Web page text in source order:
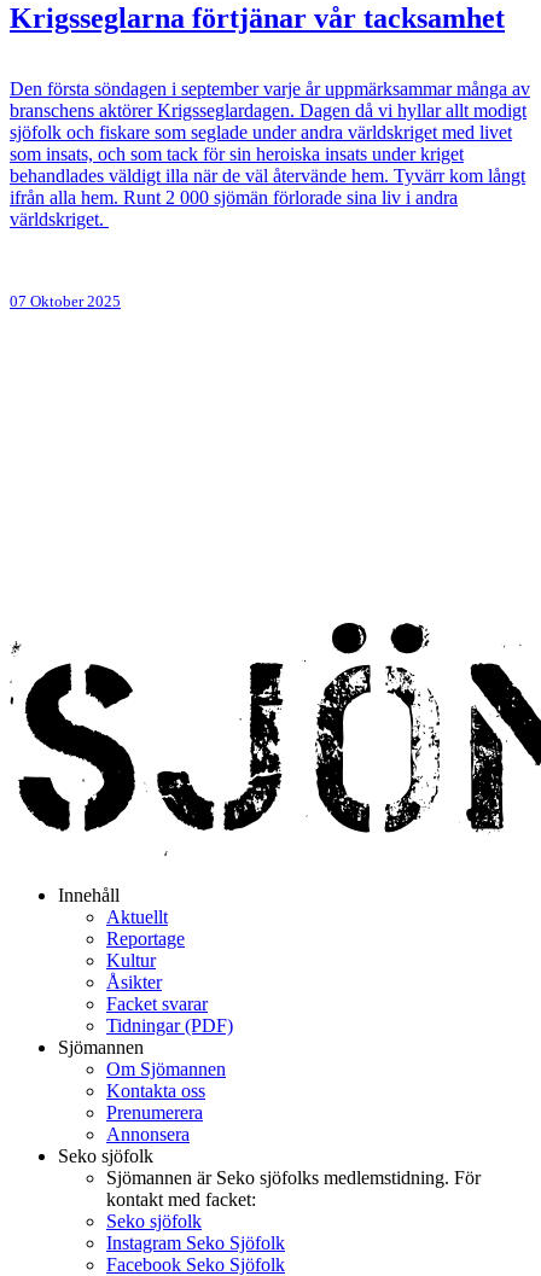
Krigsseglarna förtjänar vår tacksamhet
Den första söndagen i september varje år uppmärksammar många av
branschens aktörer Krigsseglardagen. Dagen då vi hyllar allt modigt
sjöfolk och fiskare som seglade under andra världskriget med livet
som insats, och som tack för sin heroiska insats under kriget
behandlades väldigt illa när de väl återvände hem. Tyvärr kom långt
ifrån alla hem. Runt 2 000 sjömän förlorade sina liv i andra
världskriget.
07 Oktober 2025
Innehåll
Aktuellt
Reportage
Kultur
Åsikter
Facket svarar
Tidningar (PDF)
Sjömannen
Om Sjömannen
Kontakta oss
Prenumerera
Annonsera
Seko sjöfolk
Sjömannen är Seko sjöfolks medlemstidning. För
kontakt med facket:
Seko sjöfolk
Instagram Seko Sjöfolk
Facebook Seko Sjöfolk